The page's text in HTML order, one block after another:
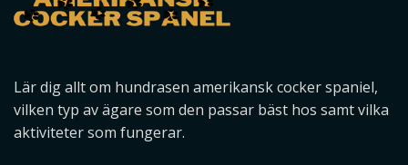
Lär dig allt om hundrasen amerikansk cocker spaniel,
vilken typ av ägare som den passar bäst hos samt vilka
aktiviteter som fungerar.